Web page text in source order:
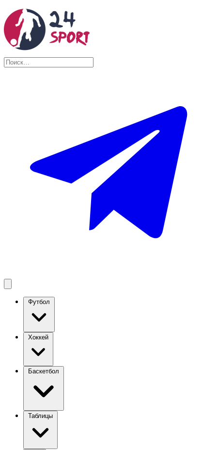
Футбол
Хоккей
Баскетбол
Таблицы